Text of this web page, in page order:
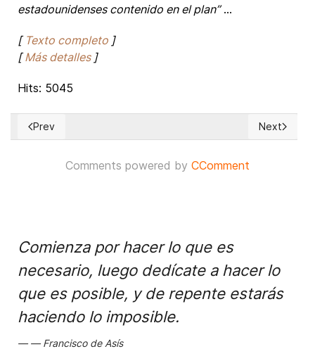
estadounidenses contenido en el plan”...
[ Texto completo ]
[Más detalles]
Hits: 5045
Previous article: Juan Guaidó tiene la potestad
Prev Next
Next
Comments powered by CComment
Comienza por hacer lo que es
necesario, luego dedícate a hacer lo
que es posible, y de repente estarás
haciendo lo imposible.
Francisco de Asís